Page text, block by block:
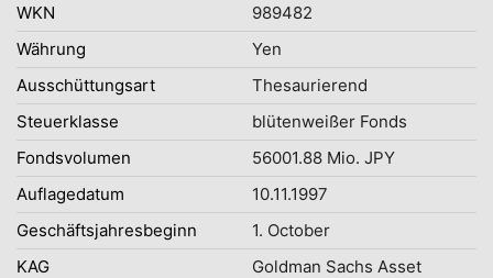
WKN
989482
Währung
Yen
Ausschüttungsart
Thesaurierend
Steuerklasse
blütenweißer Fonds
Fondsvolumen
56001.88 Mio. JPY
Auflagedatum
10.11.1997
Geschäftsjahresbeginn
1. October
KAG
Goldman Sachs Asset